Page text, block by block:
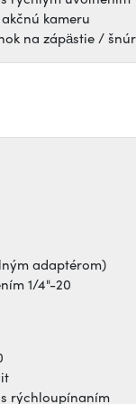
kameru
na zápästie /
adaptérom)
1/4"-20
rýchloupínaním